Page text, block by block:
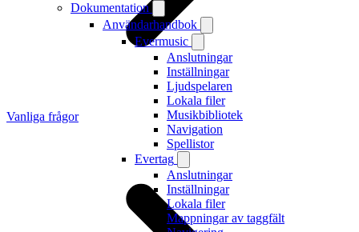
Dokumentation
Användarhandbok
Evermusic
Anslutningar
Inställningar
Ljudspelaren
Lokala filer
Musikbibliotek
Navigation
Spellistor
Evertag
Anslutningar
Inställningar
Lokala filer
Mappningar av taggfält
Vanliga frågor